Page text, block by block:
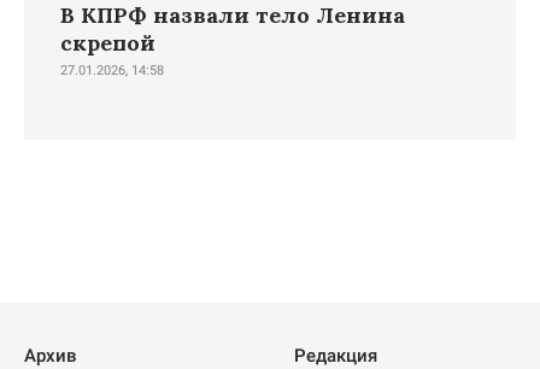
В КПРФ назвали тело Ленина
скрепой
27.01.2026, 14:58
Архив
Редакция